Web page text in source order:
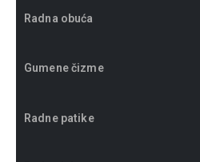
Radna obuća
Gumene čizme
Radne patike